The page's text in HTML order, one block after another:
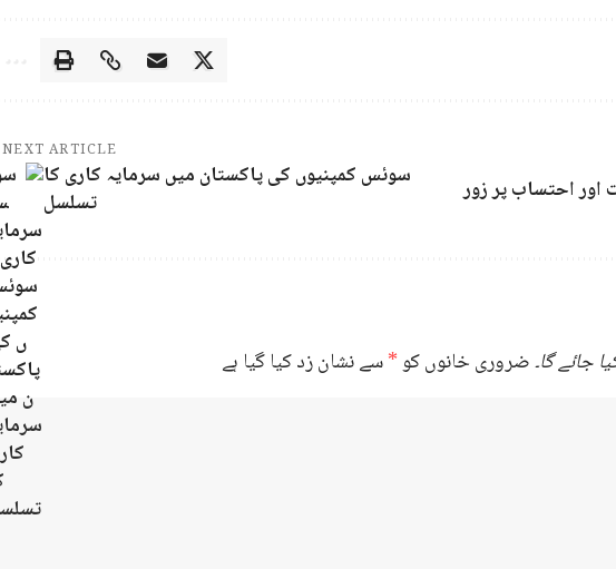
احتساب پر زور
NEXT ARTICLE
سوئس کمپنیوں کی پاکستان میں سرمایہ کاری کا
تسلسل
جائے گا۔ضروری خانوں کو*سے نشان زد کیا گیا ہے